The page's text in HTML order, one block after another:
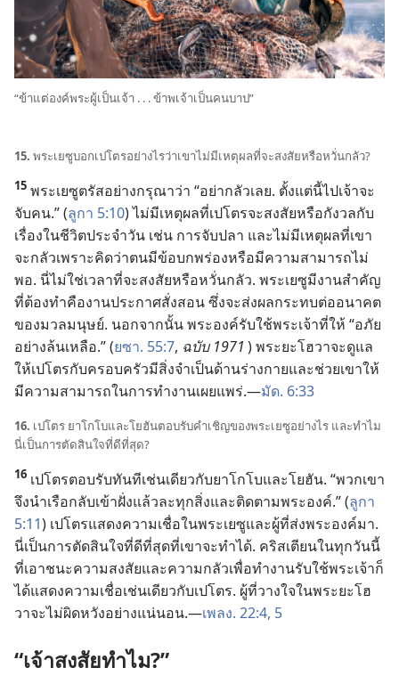
“ข้า​แต่​องค์​พระ​ผู้​เป็น​เจ้า . . . ข้าพเจ้า​เป็น​คน​บาป”
15. พระ​เยซู​บอก​เปโตร​อย่าง​ไร​ว่า​เขา​ไม่​มี​เหตุ​ผล​ที่​จะ​สงสัย​หรือ​หวั่น​กลัว?
15 พระ​เยซู​ตรัส​อย่าง​กรุณา​ว่า “อย่า​กลัว​เลย. ตั้ง​แต่​นี้​ไป​เจ้า​จะ​
จับ​คน.” (ลูกา 5:10) ไม่​มี​เหตุ​ผล​ที่​เปโตร​จะ​สงสัย​หรือ​กังวล​กับ​
เรื่อง​ใน​ชีวิต​ประจำ​วัน เช่น การ​จับ​ปลา และ​ไม่​มี​เหตุ​ผล​ที่​เขา​
จะ​กลัว​เพราะ​คิด​ว่า​ตน​มี​ข้อ​บกพร่อง​หรือ​มี​ความ​สามารถ​ไม่​
พอ. นี่​ไม่​ใช่​เวลา​ที่​จะ​สงสัย​หรือ​หวั่น​กลัว. พระ​เยซู​มี​งาน​สำคัญ​
ที่​ต้อง​ทำ​คือ​งาน​ประกาศ​สั่ง​สอน ซึ่ง​จะ​ส่ง​ผล​กระทบ​ต่อ​อนาคต​
ของ​มวล​มนุษย์. นอก​จาก​นั้น พระองค์​รับใช้​พระเจ้า​ที่​ให้ “อภัย​
อย่าง​ล้น​เหลือ.” (ยซา. 55:7, ฉบับ 1971 ) พระ​ยะโฮวา​จะ​ดู​แล​
ให้​เปโตร​กับ​ครอบครัว​มี​สิ่ง​จำเป็น​ด้าน​ร่าง​กาย​และ​ช่วย​เขา​ให้​
มี​ความ​สามารถ​ใน​การ​ทำ​งาน​เผยแพร่.—มัด. 6:33
16. เปโตร ยาโกโบ​และ​โยฮัน​ตอบรับ​คำ​เชิญ​ของ​พระ​เยซู​อย่าง​ไร และ​ทำไม​
นี่​เป็น​การ​ตัด​สิน​ใจ​ที่​ดี​ที่​สุด?
16 เปโตร​ตอบรับ​ทันที​เช่น​เดียว​กับ​ยาโกโบ​และ​โยฮัน. “พวก​เขา​
จึง​นำ​เรือ​กลับ​เข้า​ฝั่ง​แล้ว​ละ​ทุก​สิ่ง​และ​ติด​ตาม​พระองค์.” (ลูกา
5:11) เปโตร​แสดง​ความ​เชื่อ​ใน​พระ​เยซู​และ​ผู้​ที่​ส่ง​พระองค์​มา.
นี่​เป็น​การ​ตัดสิน​ใจ​ที่​ดี​ที่​สุด​ที่​เขา​จะ​ทำ​ได้. คริสเตียน​ใน​ทุก​วัน​นี้​
ที่​เอา​ชนะ​ความ​สงสัย​และ​ความ​กลัว​เพื่อ​ทำ​งาน​รับใช้​พระเจ้า​ก็​
ได้​แสดง​ความ​เชื่อ​เช่น​เดียว​กับ​เปโตร. ผู้​ที่​วางใจ​ใน​พระ​ยะโฮ
วา​จะ​ไม่​ผิด​หวัง​อย่าง​แน่นอน.—เพลง. 22:4, 5
“เจ้า​สงสัย​ทำไม?”